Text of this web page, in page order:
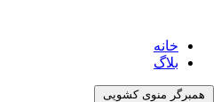
خانه
بلاگ
همبرگر منوی کشویی